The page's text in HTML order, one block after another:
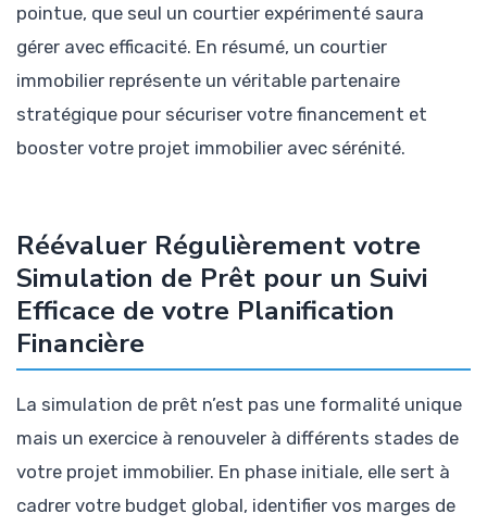
pointue, que seul un courtier expérimenté saura
gérer avec efficacité. En résumé, un courtier
immobilier représente un véritable partenaire
stratégique pour sécuriser votre financement et
booster votre projet immobilier avec sérénité.
Réévaluer Régulièrement votre
Simulation de Prêt pour un Suivi
Efficace de votre Planification
Financière
La simulation de prêt n’est pas une formalité unique
mais un exercice à renouveler à différents stades de
votre projet immobilier. En phase initiale, elle sert à
cadrer votre budget global, identifier vos marges de